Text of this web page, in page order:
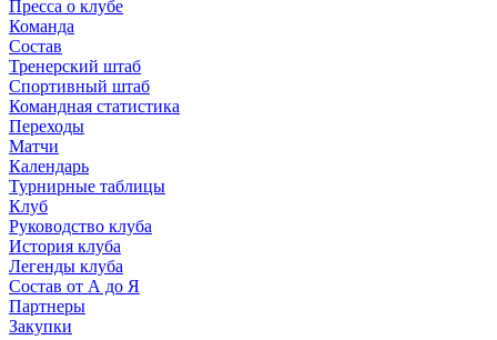
Пресса о клубе
Команда
Состав
Тренерский штаб
Спортивный штаб
Командная статистика
Переходы
Матчи
Календарь
Турнирные таблицы
Клуб
Руководство клуба
История клуба
Легенды клуба
Состав от А до Я
Партнеры
Закупки